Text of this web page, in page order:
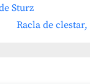
Sturz
N
Racla de